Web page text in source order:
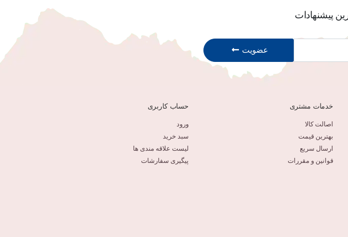
پیشنهادات
عضویت
خدمات مشتری
اصالت کالا
بهترین قیمت
ارسال سریع
قوانین و مقررات
حساب کاربری
ورود
سبد خرید
لیست علاقه مندی ها
پیگیری سفارشات